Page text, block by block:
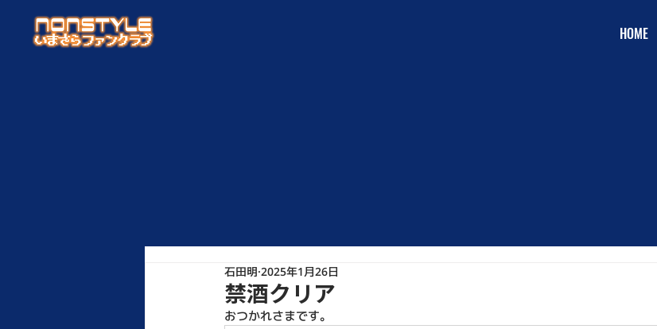
HOME
禁酒クリア
石田明 2025年1月26日
おつかれさまです。